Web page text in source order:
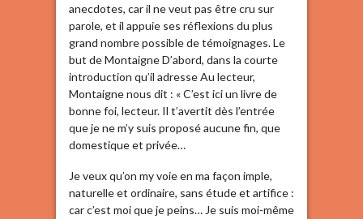
anecdotes, car il ne veut pas être cru sur
parole, et il appuie ses réflexions du plus
grand nombre possible de témoignages. Le
but de Montaigne D’abord, dans la courte
introduction qu’il adresse Au lecteur,
Montaigne nous dit : « C’est ici un livre de
bonne foi, lecteur. Il t’avertit dès l’entrée
que je ne m’y suis proposé aucune fin, que
domestique et privée…
Je veux qu’on my voie en ma façon imple,
naturelle et ordinaire, sans étude et artifice :
car c’est moi que je peins… Je suis moi-même